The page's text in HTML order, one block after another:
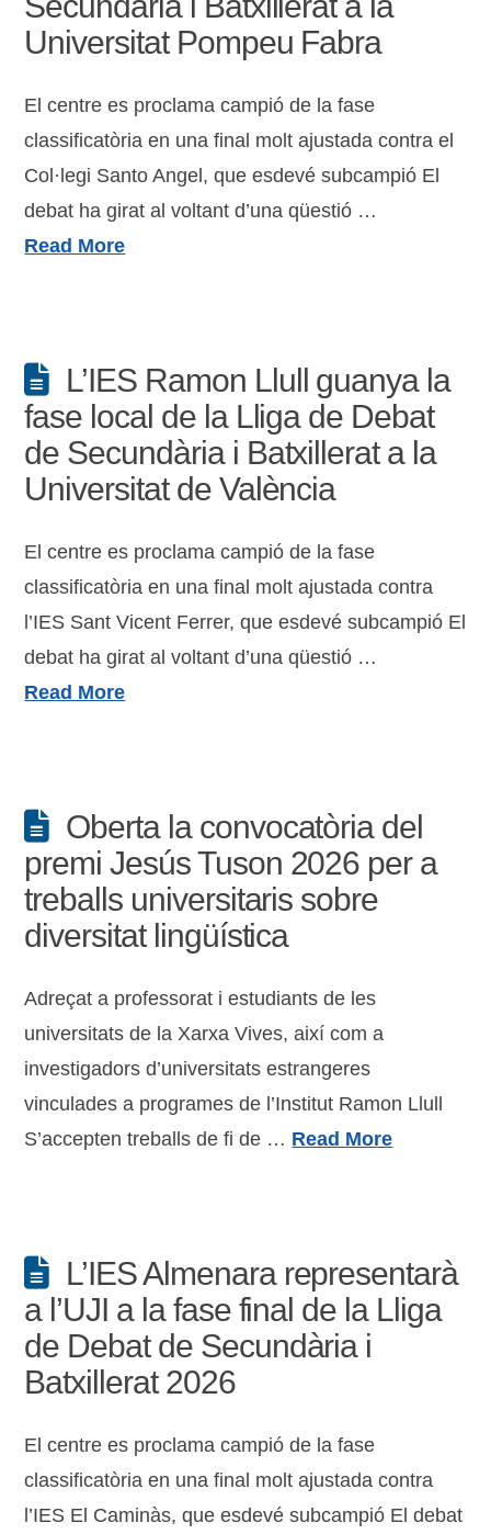
Universitat Pompeu Fabra
El centre es proclama campió de la fase
classificatòria en una final molt ajustada contra el
Col·legi Santo Angel, que esdevé subcampió El
debat ha girat al voltant d’una qüestió …
Read More
L’IES Ramon Llull guanya la
fase local de la Lliga de Debat
de Secundària i Batxillerat a la
Universitat de València
El centre es proclama campió de la fase
classificatòria en una final molt ajustada contra
l’IES Sant Vicent Ferrer, que esdevé subcampió El
debat ha girat al voltant d’una qüestió …
Read More
Oberta la convocatòria del
premi Jesús Tuson 2026 per a
treballs universitaris sobre
diversitat lingüística
Adreçat a professorat i estudiants de les
universitats de la Xarxa Vives, així com a
investigadors d’universitats estrangeres
vinculades a programes de l’Institut Ramon Llull
S’accepten treballs de fi de … Read More
L’IES Almenara representarà
a l’UJI a la fase final de la Lliga
de Debat de Secundària i
Batxillerat 2026
El centre es proclama campió de la fase
classificatòria en una final molt ajustada contra
l’IES El Caminàs, que esdevé subcampió El debat